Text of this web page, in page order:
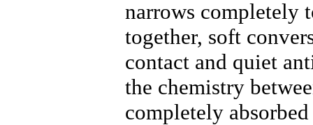
narrows completely
together, soft
contact and quiet
the chemistry
completely